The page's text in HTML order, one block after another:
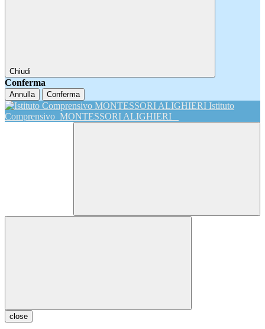
Chiudi
Conferma
Annulla Conferma
Istituto
Comprensivo MONTESSORI ALIGHIERI
close